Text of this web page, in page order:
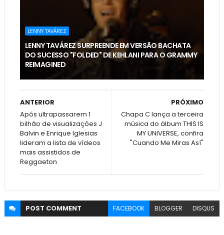
LENNY TAVÁREZ
LENNY TAVÁREZ SURPREENDE EM VERSÃO BACHATA
DO SUCESSO "FOLDED" DE KEHLANI PARA O GRAMMY
REIMAGINED
PRÓXIMO
Chapa C lança a terceira
música do álbum THIS IS
MY UNIVERSE, confira
"Cuando Me Miras Así"
ANTERIOR
Após ultrapassarem 1
bilhão de visualizações J
Balvin e Enrique Iglesias
lideram a lista de vídeos
mais assistidos de
Reggaeton
POST COMMENT FACEBOOK BLOGGER DISQUS